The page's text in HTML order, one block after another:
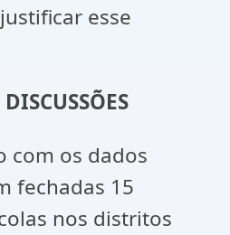
esse
os dados
fechadas 15
nos distritos